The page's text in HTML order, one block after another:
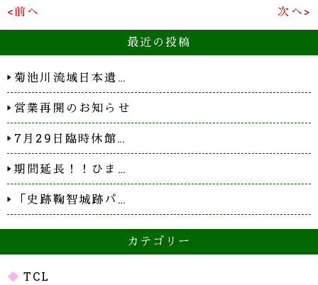
<前へ 次へ>
最近の投稿
菊池川流域日本遺…
営業再開のお知らせ
7月29日臨時休館…
期間延長！！ひま…
「史跡鞠智城跡パ…
カテゴリー
TCL